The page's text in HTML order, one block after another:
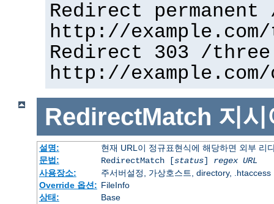
Redirect permanent
http://example.com/
Redirect 303 /three
http://
RedirectMatch 지시
설명:
현재 URL이 정규표현식에 해당하면 외부 리
문법:
RedirectMatch [status] regex URL
사용장소:
주서버설정, 가상호스트, directory, .htaccess
Override 옵션: FileInfo
상태:
Base